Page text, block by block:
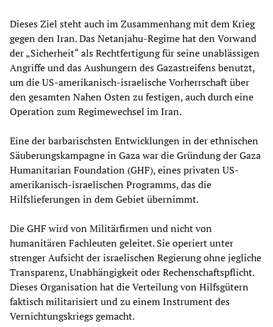
Dieses Ziel steht auch im Zusammenhang mit dem Krieg
gegen den Iran. Das Netanjahu-Regime hat den Vorwand
der „Sicherheit“ als Rechtfertigung für seine unablässigen
Angriffe und das Aushungern des Gazastreifens benutzt,
um die US-amerikanisch-israelische Vorherrschaft über
den gesamten Nahen Osten zu festigen, auch durch eine
Operation zum Regimewechsel im Iran.
Eine der barbarischsten Entwicklungen in der ethnischen
Säuberungskampagne in Gaza war die Gründung der Gaza
Humanitarian Foundation (GHF), eines privaten US-
amerikanisch-israelischen Programms, das die
Hilfslieferungen in dem Gebiet übernimmt.
Die GHF wird von Militärfirmen und nicht von
humanitären Fachleuten geleitet. Sie operiert unter
strenger Aufsicht der israelischen Regierung ohne jegliche
Transparenz, Unabhängigkeit oder Rechenschaftspflicht.
Dieses Organisation hat die Verteilung von Hilfsgütern
faktisch militarisiert und zu einem Instrument des
Vernichtungskriegs gemacht.